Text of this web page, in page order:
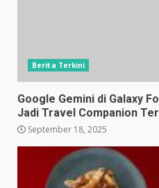
Berita Terkini
Google Gemini di Galaxy
Jadi Travel Companion
September 18, 2025